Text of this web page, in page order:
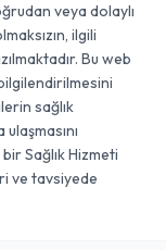
veya dolaylı
ilgili
Bu web
sağlık
Sağlık Hizmeti
ve tavsiyede